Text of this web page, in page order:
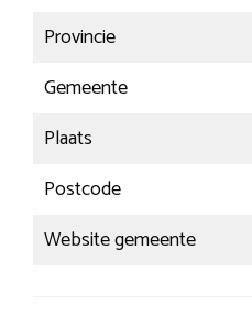
Provincie
Gemeente
Plaats
Postcode
Website gemeente